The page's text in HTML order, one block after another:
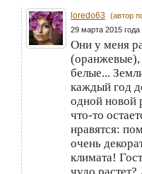
loredo63 (автор
29 марта 2015 года
Они у меня
(оранжевые),
белые...
каждый год
одной новой
что-то
нравятся:
очень
климата!
чудо